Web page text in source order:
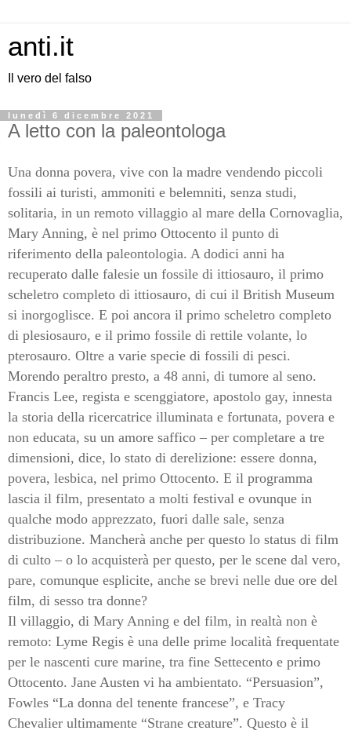
anti.it
Il vero del falso
lunedì 6 dicembre 2021
A letto con la paleontologa
Una donna povera, vive con la madre vendendo piccoli
fossili ai turisti, ammoniti e belemniti, senza studi,
solitaria, in un remoto villaggio al mare della Cornovaglia,
Mary Anning, è nel primo Ottocento il punto di
riferimento della paleontologia. A dodici anni ha
recuperato dalle falesie un fossile di ittiosauro, il primo
scheletro completo di ittiosauro, di cui il British Museum
si inorgoglisce. E poi ancora il primo scheletro completo
di plesiosauro, e il primo fossile di rettile volante, lo
pterosauro. Oltre a varie specie di fossili di pesci.
Morendo peraltro presto, a 48 anni, di tumore al seno.
Francis Lee, regista e scenggiatore, apostolo gay, innesta
la storia della ricercatrice illuminata e fortunata, povera e
non educata, su un amore saffico – per completare a tre
dimensioni, dice, lo stato di derelizione: essere donna,
povera, lesbica, nel primo Ottocento. E il programma
lascia il film, presentato a molti festival e ovunque in
qualche modo apprezzato, fuori dalle sale, senza
distribuzione. Mancherà anche per questo lo status di film
di culto – o lo acquisterà per questo, per le scene dal vero,
pare, comunque esplicite, anche se brevi nelle due ore del
film, di sesso tra donne?
Il villaggio, di Mary Anning e del film, in realtà non è
remoto: Lyme Regis è una delle prime località frequentate
per le nascenti cure marine, tra fine Settecento e primo
Ottocento. Jane Austen vi ha ambientato. “Persuasion”,
Fowles “La donna del tenente francese”, e Tracy
Chevalier ultimamente “Strane creature”. Questo è il